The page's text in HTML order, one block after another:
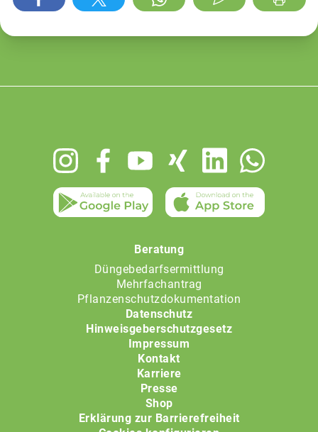
Beratung
Düngebedarfsermittlung
Mehrfachantrag
Pflanzenschutzdokumentation
Datenschutz
Hinweisgeberschutzgesetz
Impressum
Kontakt
Karriere
Presse
Shop
Erklärung zur Barrierefreiheit